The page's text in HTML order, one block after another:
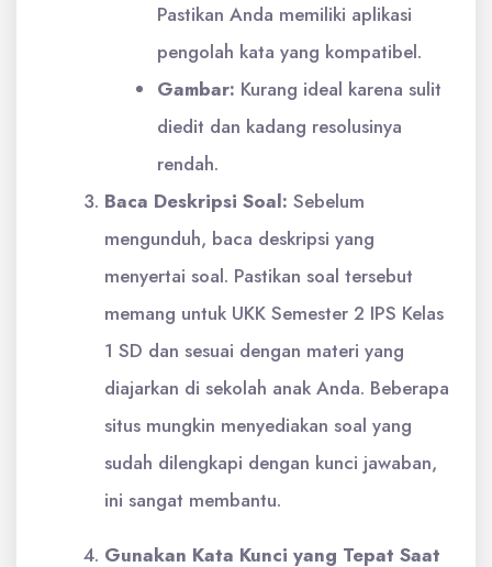
Pastikan Anda memiliki aplikasi
pengolah kata yang kompatibel.
Gambar: Kurang ideal karena sulit
diedit dan kadang resolusinya
rendah.
Baca Deskripsi Soal: Sebelum
mengunduh, baca deskripsi yang
menyertai soal. Pastikan soal tersebut
memang untuk UKK Semester 2 IPS Kelas
1 SD dan sesuai dengan materi yang
diajarkan di sekolah anak Anda. Beberapa
situs mungkin menyediakan soal yang
sudah dilengkapi dengan kunci jawaban,
ini sangat membantu.
Gunakan Kata Kunci yang Tepat Saat